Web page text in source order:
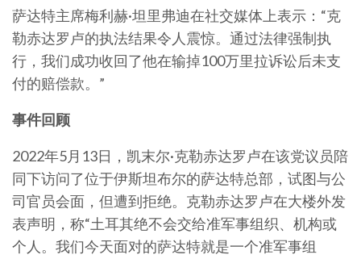
萨达特主席梅利赫·坦里弗迪在社交媒体上表示：“克
勒赤达罗卢的执法结果令人震惊。通过法律强制执
行，我们成功收回了他在输掉100万里拉诉讼后未支
付的赔偿款。”
事件回顾
2022年5月13日，凯末尔·克勒赤达罗卢在该党议员陪
同下访问了位于伊斯坦布尔的萨达特总部，试图与公
司官员会面，但遭到拒绝。克勒赤达罗卢在大楼外发
表声明，称“土耳其绝不会交给准军事组织、机构或
个人。我们今天面对的萨达特就是一个准军事组